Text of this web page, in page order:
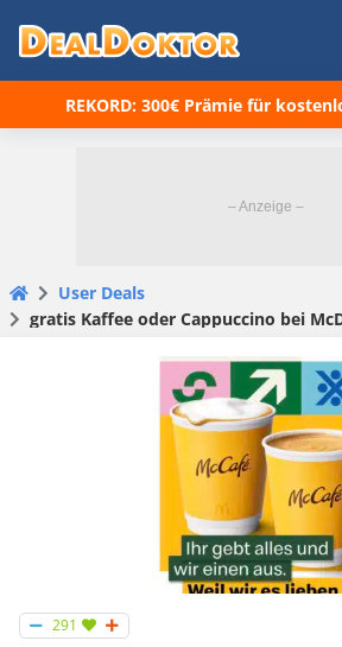
REKORD: 300€ Prämie für
User Deals
gratis Kaffee oder Cappuccino bei McDonald’s
291